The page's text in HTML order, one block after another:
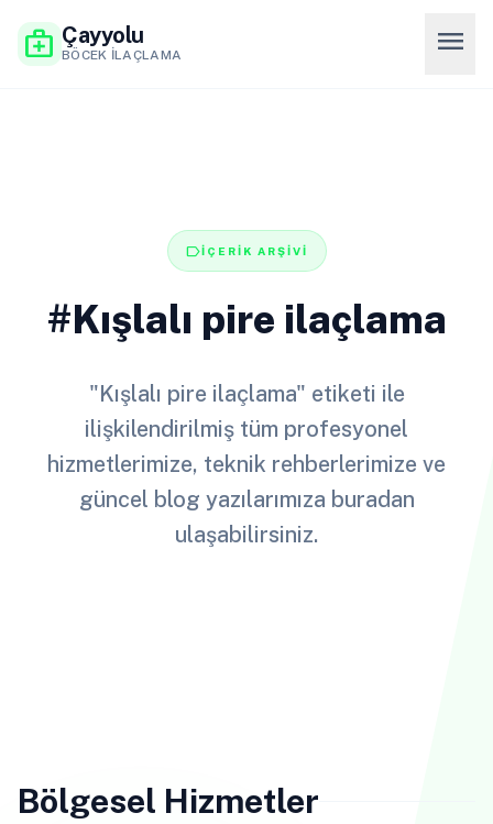
medical_services Çayyolu
BÖCEK İLAÇLAMA menu
labelİÇERİK ARŞİVİ
#Kışlalı pire ilaçlama
"Kışlalı pire ilaçlama" etiketi ile
ilişkilendirilmiş tüm profesyonel
hizmetlerimize, teknik rehberlerimize ve
güncel blog yazılarımıza buradan
ulaşabilirsiniz.
Bölgesel Hizmetler